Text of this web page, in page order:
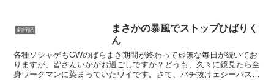
釣行記
まさかの暴風でストップひばりく
ん
各種ソシャゲもGWのばらまき期間が終わって虚無な毎日が続いてお
りますが、皆さんいかがお過ごしですか？どうも、久々に鏡見たら全
身ワークマンに染まっていたワイです。さて、バチ抜けェシーバス